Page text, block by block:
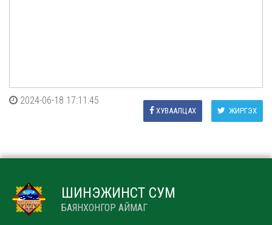
2024-06-18 17:11:45
ЖИРГЭХ
ХУВААЛЦАХ
ШИНЭЖИНСТ СУМ
БАЯНХОНГОР АЙМАГ